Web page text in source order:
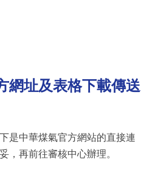
網址及表格下載傳送
是中華煤氣官方網站的直接連
，再前往審核中心辦理。